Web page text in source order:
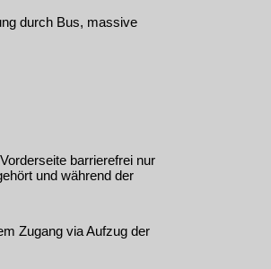
durch Bus, massive
barrierefrei nur
und während der
Zugang via Aufzug der